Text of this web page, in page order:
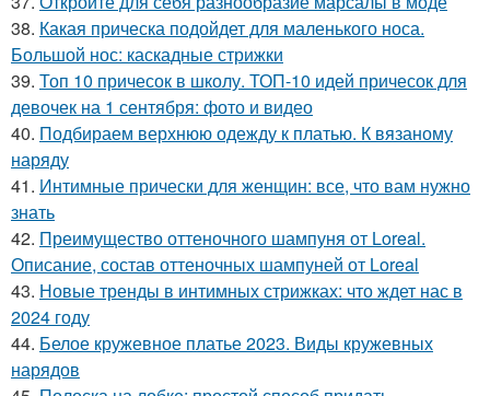
38. Какая прическа подойдет для маленького носа.
Большой нос: каскадные стрижки
39. Топ 10 причесок в школу. ТОП-10 идей причесок для
девочек на 1 сентября: фото и видео
40. Подбираем верхнюю одежду к платью. К вязаному
наряду
41. Интимные прически для женщин: все, что вам нужно
знать
42. Преимущество оттеночного шампуня от Loreal.
Описание, состав оттеночных шампуней от Loreal
43. Новые тренды в интимных стрижках: что ждет нас в
2024 году
44. Белое кружевное платье 2023. Виды кружевных
нарядов